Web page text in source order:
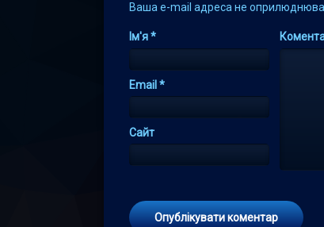
Ваша e-mail адреса не
Ім'я*
Email *
Сайт